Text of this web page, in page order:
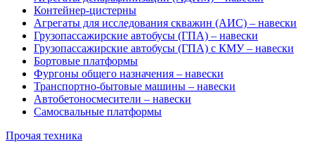
Контейнер-цистерны
Агрегаты для исследования скважин (АИС) – навески
Грузопассажирские автобусы (ГПА) – навески
Грузопассажирские автобусы (ГПА) с КМУ – навески
Бортовые платформы
Фургоны общего назначения – навески
Транспортно-бытовые машины – навески
Автобетоносмесители – навески
Самосвальные платформы
Прочая техника